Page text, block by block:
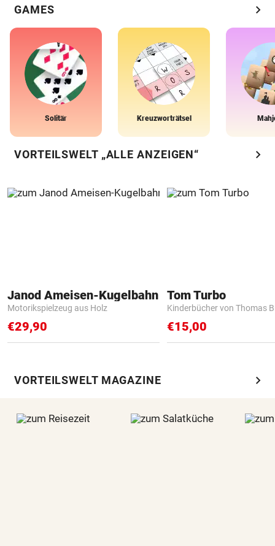
GAMES chevron_right
Solitär Kreuzworträtsel
VORTEILSWELT „ALLE ANZEIGEN“ chevron_right
Janod Ameisen-Kugelbahn
Motorikspielzeug aus Holz
€29,90
Tom Turbo
Kinderbücher von Thomas
€15,00
VORTEILSWELT MAGAZINE chevron_right